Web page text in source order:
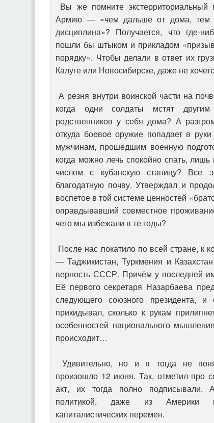
Вы же помните
Армию — «чем дальше от дома, тем
дисциплина»? Получается, что где-
пошли бы штыком и прикладом
порядку». Чтобы делали в ответ их
Калуге или Новосибирске, даже не
А резня внутри воинской части на
когда одни солдаты мстят
родственников у себя дома? А
откуда боевое оружие попадает в
мужчинам, прошедшим военную
когда можно лечь спокойно спать,
числом с кубанскую станицу?
благодатную почву. Утверждал и
воспетое в той системе ценностей
оправдывавший совместное
чего мы избежали в те годы?
После нас покатило по всей стране, к
— Таджикистан, Туркмения и
верность СССР. Причём у последней
Её первого секретаря Назарбаева
следующего союзного президента,
прикидывал, сколько к рукам
особенностей национального
происходит…
Удивительно, но и я тогда не
произошло 12 июня. Так, отметил про
акт, их тогда полно подписывали.
политикой, даже из Америки
капиталистических перемен.